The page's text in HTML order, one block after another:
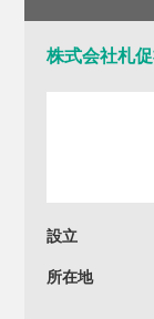
株式会社札
設立
所在地